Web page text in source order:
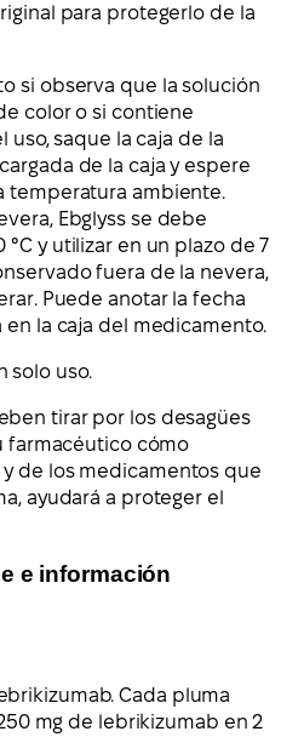
para protegerlo de la
si observa que la solución
color o si contiene
uso, saque la caja de la
de la caja y espere
temperatura ambiente.
Ebglyss se debe
y utilizar en un plazo de 7
fuera de la nevera,
Puede anotar la fecha
la caja del medicamento.
solo uso.
tirar por los desagües
farmacéutico cómo
de los medicamentos que
ayudará a proteger el
e información
Cada pluma
mg de lebrikizumab en 2